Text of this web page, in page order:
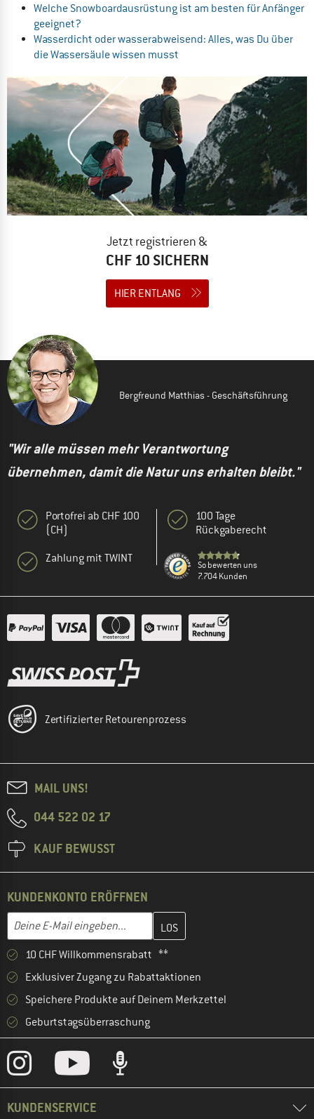
Welche Snowboardausrüstung ist am besten für Anfänger
geeignet?
Wasserdicht oder wasserabweisend: Alles, was Du über
die Wassersäule wissen musst
Jetzt registrieren &
CHF 10 SICHERN
HIER ENTLANG
Bergfreund Matthias - Geschäftsführung
"Wir alle müssen mehr Verantwortung
übernehmen, damit die Natur uns erhalten bleibt."
Portofrei ab CHF 100
(CH)
Zahlung mit TWINT
100 Tage
Rückgaberecht
So bewerten uns
7.704 Kunden
Zertifizierter Retourenprozess
MAIL UNS!
044 522 02 17
KAUF BEWUSST
KUNDENKONTO ERÖFFNEN
E-Mail-Adresse
Gib hier deine E-Mail-Adresse ein und erstelle im nächsten
10 CHF Willkommensrabatt **
Exklusiver Zugang zu Rabattaktionen
Speichere Produkte auf Deinem Merkzettel
Geburtstagsüberraschung
KUNDENSERVICE